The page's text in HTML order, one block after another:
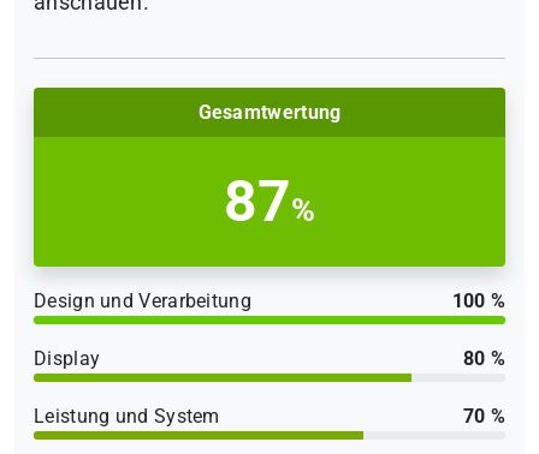
Gesamtwertung
87%
Design und Verarbeitung 100 %
Display 80 %
Leistung und System 70 %